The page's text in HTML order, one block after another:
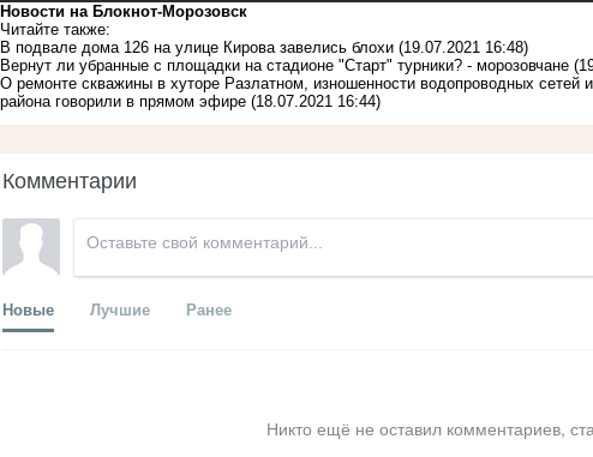
Новости на Блoкнoт-Морозовск
Читайте также:
В подвале дома 126 на улице Кирова завелись блохи (19.07.2021 16:48)
Вернут ли убранные с площадки на стадионе "Старт" турники? - морозовчане
О ремонте скважины в хуторе Разлатном, изношенности водопроводных сетей
района говорили в прямом эфире (18.07.2021 16:44)
Комментарии
Новые Лучшие Ранее
Никто ещё не оставил комментариев,